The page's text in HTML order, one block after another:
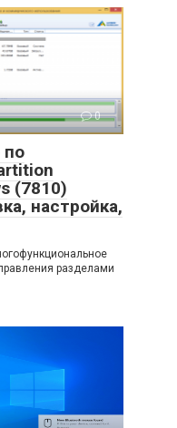
0
по
(7810)
настройка,
разделами